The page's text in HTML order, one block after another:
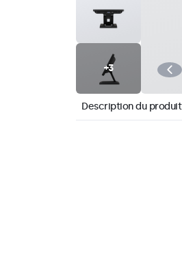
Description du produit